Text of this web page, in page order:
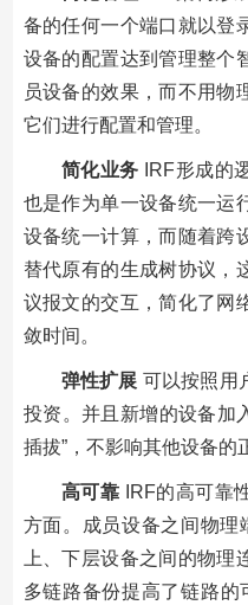
备的任何一个端口就以登
设备的配置达到管理整个
员设备的效果，而不用物
它们进行配置和管理。
简化业务 IRF形成的
也是作为单一设备统一运
设备统一计算，而随着跨
替代原有的生成树协议，
议报文的交互，简化了网
敛时间。
弹性扩展 可以按照用
投资。并且新增的设备加
插拔”，不影响其他设备的
高可靠 IRF的高可靠
方面。成员设备之间物理
上、下层设备之间的物
多链路备份提高了链路的